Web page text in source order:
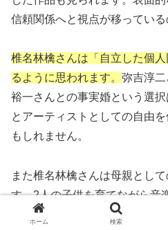
信頼関係へと視点が移っている
椎名林檎さんは「自立した個
るように思われます。 弥吉淳
裕一さんとの事実婚という選
とアーティストとしての自由
もしれません。
また椎名林檎さんは母親とし
す。2人の子供を育てながら音
代の女性アーティストのロー
ホーム 検索